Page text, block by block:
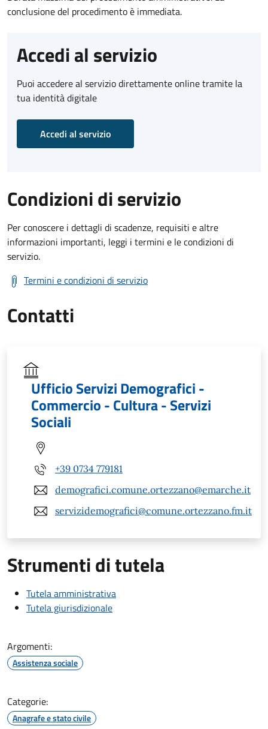
conclusione del procedimento è immediata.
Accedi al servizio
Puoi accedere al servizio direttamente online tramite la
tua identità digitale
Accedi al servizio
Condizioni di servizio
Per conoscere i dettagli di scadenze, requisiti e altre
informazioni importanti, leggi i termini e le condizioni di
servizio.
Termini e condizioni di servizio
Contatti
Ufficio Servizi Demografici -
Commercio - Cultura - Servizi
Sociali
+39 0734 779181
demografici.comune.ortezzano@emarche.it
servizidemografici@comune.ortezzano.fm.it
Strumenti di tutela
Tutela amministrativa
Tutela giurisdizionale
Argomenti:
Assistenza sociale
Categorie:
Anagrafe e stato civile